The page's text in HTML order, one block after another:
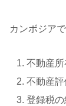
カンボジア
不動産
不動産
登録税